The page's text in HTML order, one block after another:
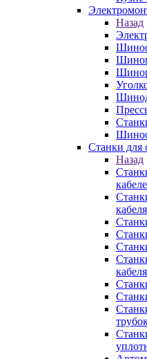
Назад
Станки для
Назад
кабеля
кабеля